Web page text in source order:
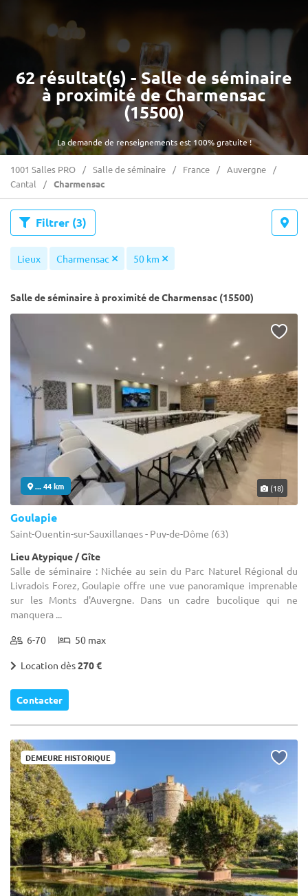
La demande de renseignements est 100% gratuite !
62 résultat(s) - Salle de séminaire
à proximité de Charmensac
(15500)
1001 Salles PRO Salle de séminaire France
Auvergne
Cantal
Charmensac
Filtrer (3)
Lieux Charmensac 50 km
Salle de séminaire à proximité de Charmensac (15500)
... 44 km (18)
Goulapie
Saint-Quentin-sur-Sauxillanges - Puy-de-Dôme (63)
Lieu Atypique / Gîte
Salle de séminaire : Nichée au sein du Parc Naturel Régional du
Livradois Forez, Goulapie offre une vue panoramique imprenable
sur les Monts d'Auvergne. Dans un cadre bucolique qui ne
manquera ...
6-70 50 max
Location dès270 €
Contacter
DEMEURE HISTORIQUE